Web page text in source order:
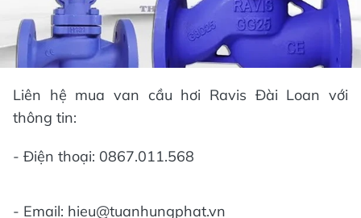
Liên hệ mua van cầu hơi Ravis Đài Loan với
thông tin:
- Điện thoại: 0867.011.568
- Email: hieu@tuanhungphat.vn